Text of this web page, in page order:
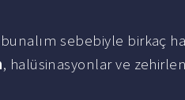
sebebiyle birkaç
, halüsinasyonlar ve